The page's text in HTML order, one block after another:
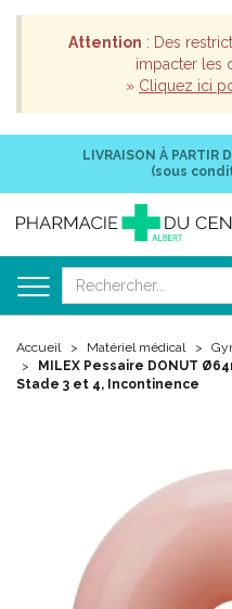
Attention : Des
impacter les
» Cliquez ici
LIVRAISON À PARTIR
(sous
Accueil Matériel médical
MILEX Pessaire DONUT
Stade 3 et 4, Incontinence